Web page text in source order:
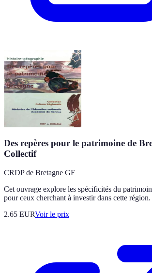
Des repères pour le patrimoine de
Collectif
CRDP de Bretagne GF
Cet ouvrage explore les spécificités du
pour ceux cherchant à investir dans cette région.
2.65 EURVoir le prix